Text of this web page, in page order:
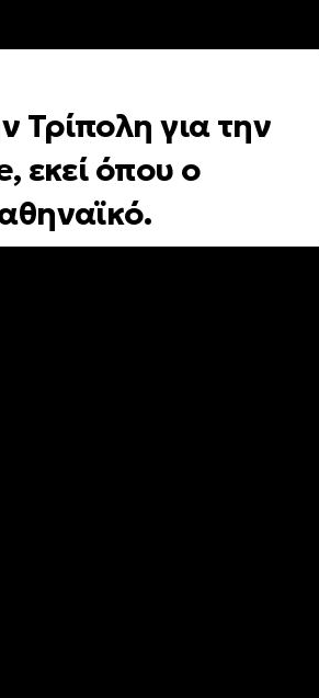
Τρίπολη για την
εκεί όπου ο